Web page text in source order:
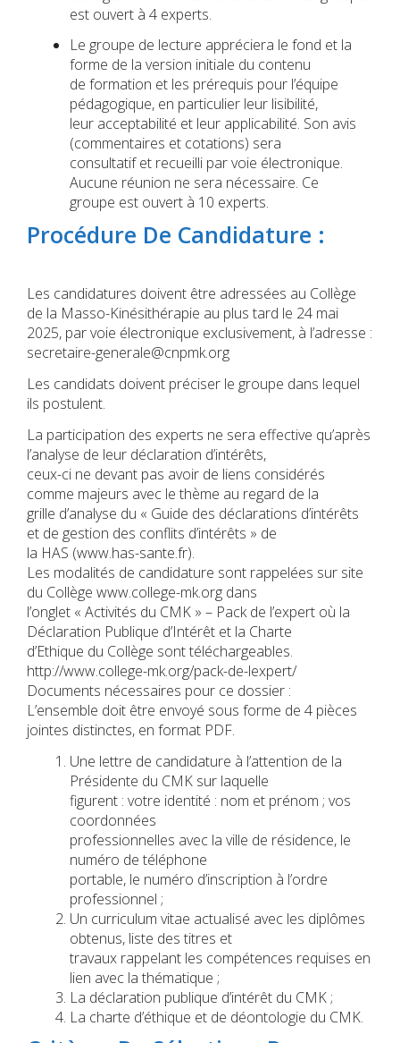
est ouvert à 4 experts.
Le groupe de lecture appréciera le fond et la
forme de la version initiale du contenu
de formation et les prérequis pour l’équipe
pédagogique, en particulier leur lisibilité,
leur acceptabilité et leur applicabilité. Son avis
(commentaires et cotations) sera
consultatif et recueilli par voie électronique.
Aucune réunion ne sera nécessaire. Ce
groupe est ouvert à 10 experts.
Procédure De Candidature :
Les candidatures doivent être adressées au Collège
de la Masso-Kinésithérapie au plus tard le 24 mai
2025, par voie électronique exclusivement, à l’adresse :
secretaire-generale@cnpmk.org
Les candidats doivent préciser le groupe dans lequel
ils postulent.
La participation des experts ne sera effective qu’après
l’analyse de leur déclaration d’intérêts,
ceux-ci ne devant pas avoir de liens considérés
comme majeurs avec le thème au regard de la
grille d’analyse du « Guide des déclarations d’intérêts
et de gestion des conflits d’intérêts » de
la HAS (www.has-sante.fr).
Les modalités de candidature sont rappelées sur site
du Collège www.college-mk.org dans
l’onglet « Activités du CMK » – Pack de l’expert où la
Déclaration Publique d’Intérêt et la Charte
d’Ethique du Collège sont téléchargeables.
http://www.college-mk.org/pack-de-lexpert/
Documents nécessaires pour ce dossier :
L’ensemble doit être envoyé sous forme de 4 pièces
jointes distinctes, en format PDF.
Une lettre de candidature à l’attention de la
Présidente du CMK sur laquelle
figurent : votre identité : nom et prénom ; vos
coordonnées
professionnelles avec la ville de résidence, le
numéro de téléphone
portable, le numéro d’inscription à l’ordre
professionnel ;
Un curriculum vitae actualisé avec les diplômes
obtenus, liste des titres et
travaux rappelant les compétences requises en
lien avec la thématique ;
La déclaration publique d’intérêt du CMK ;
La charte d’éthique et de déontologie du CMK.